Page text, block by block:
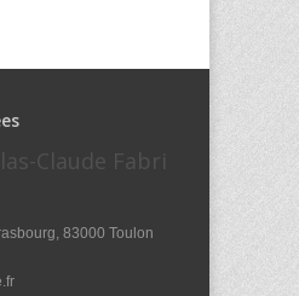
Claude Fabri
83000 Toulon